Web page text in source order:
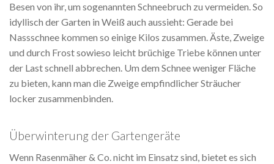
Besen von ihr, um sogenannten Schneebruch zu vermeiden. So
idyllisch der Garten in Weiß auch aussieht: Gerade bei
Nassschnee kommen so einige Kilos zusammen. Äste, Zweige
und durch Frost sowieso leicht brüchige Triebe können unter
der Last schnell abbrechen. Um dem Schnee weniger Fläche
zu bieten, kann man die Zweige empfindlicher Sträucher
locker zusammenbinden.
Überwinterung der Gartengeräte
Wenn Rasenmäher & Co. nicht im Einsatz sind, bietet es sich